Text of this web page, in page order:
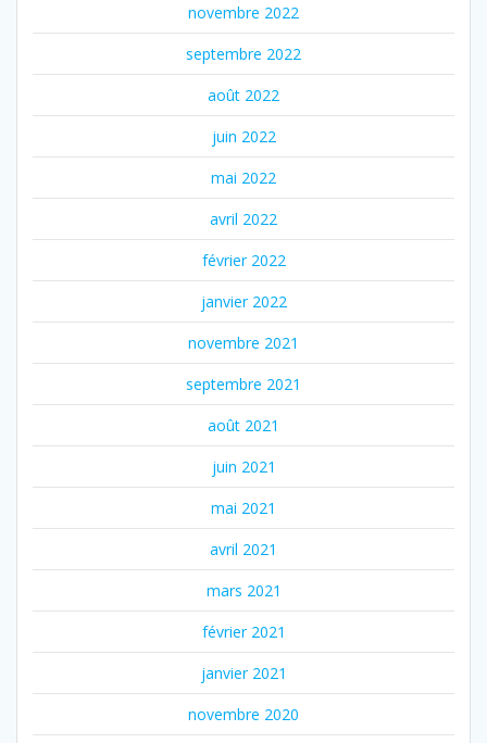
novembre 2022
septembre 2022
août 2022
juin 2022
mai 2022
avril 2022
février 2022
janvier 2022
novembre 2021
septembre 2021
août 2021
juin 2021
mai 2021
avril 2021
mars 2021
février 2021
janvier 2021
novembre 2020